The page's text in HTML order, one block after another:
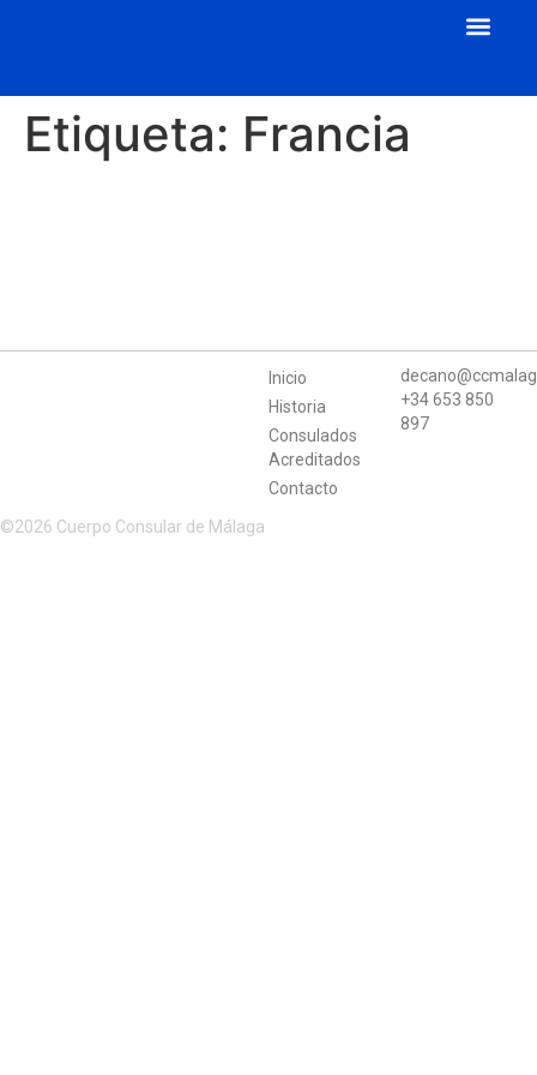
Etiqueta: Francia
Inicio
Historia
Consulados
Acreditados
Contacto
+34 653 850
897
©2026 Cuerpo Consular de Málaga